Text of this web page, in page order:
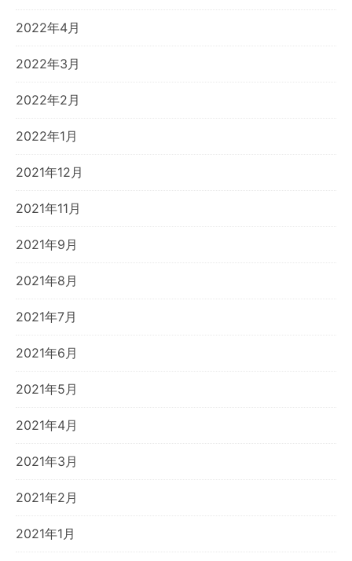
2022年4月
2022年3月
2022年2月
2022年1月
2021年12月
2021年11月
2021年9月
2021年8月
2021年7月
2021年6月
2021年5月
2021年4月
2021年3月
2021年2月
2021年1月